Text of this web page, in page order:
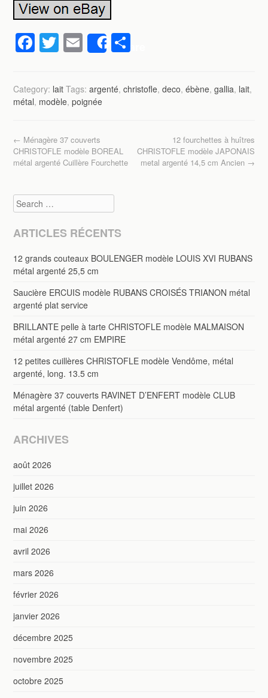
F
c
e
o
o
T
tt
er
E
m
ail
Share
ta
g
Category: lait Tags:argenté,christofle,deco,ébène,gallia, lait,
métal, modèle,poignée
Post navigation
← Ménagère 37 couverts
CHRISTOFLE modèle BOREAL
métal argenté Cuillère Fourchette
12 fourchettes à huîtres
CHRISTOFLE modèle JAPONAIS
metal argenté 14,5 cm Ancien →
Search
ARTICLES RÉCENTS
12 grands couteaux BOULENGER modèle LOUIS XVI RUBANS
métal argenté 25,5 cm
Saucière ERCUIS modèle RUBANS CROISÉS TRIANON métal
argenté plat service
BRILLANTE pelle à tarte CHRISTOFLE modèle MALMAISON
métal argenté 27 cm EMPIRE
12 petites cuillères CHRISTOFLE modèle Vendôme, métal
argenté, long. 13.5 cm
Ménagère 37 couverts RAVINET D’ENFERT modèle CLUB
métal argenté (table Denfert)
ARCHIVES
août 2026
juillet 2026
juin 2026
mai 2026
avril 2026
mars 2026
février 2026
janvier 2026
décembre 2025
novembre 2025
octobre 2025